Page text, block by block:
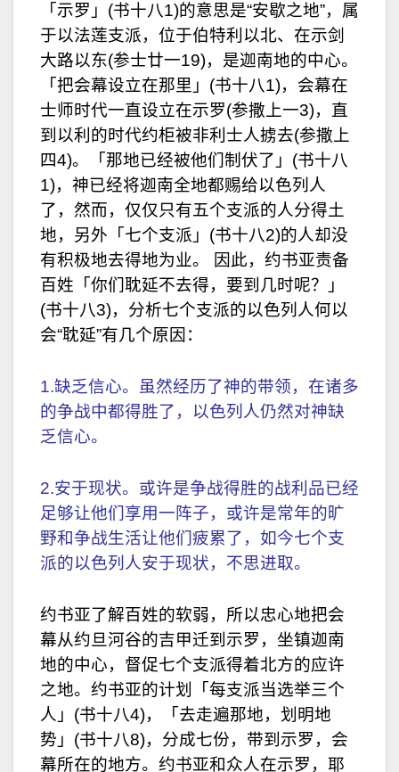
「示罗」(书十八1)的意思是“安歇之地”，属
于以法莲支派，位于伯特利以北、在示剑
大路以东(参士廿一19)，是迦南地的中心。
「把会幕设立在那里」(书十八1)，会幕在
士师时代一直设立在示罗(参撒上一3)，直
到以利的时代约柜被非利士人掳去(参撒上
四4)。「那地已经被他们制伏了」(书十八
1)，神已经将迦南全地都赐给以色列人
了，然而，仅仅只有五个支派的人分得土
地，另外「七个支派」(书十八2)的人却没
有积极地去得地为业。 因此，约书亚责备
百姓「你们耽延不去得，要到几时呢？」
(书十八3)，分析七个支派的以色列人何以
会“耽延”有几个原因：
1.缺乏信心。虽然经历了神的带领，在诸多
的争战中都得胜了，以色列人仍然对神缺
乏信心。
2.安于现状。或许是争战得胜的战利品已经
足够让他们享用一阵子，或许是常年的旷
野和争战生活让他们疲累了，如今七个支
派的以色列人安于现状，不思进取。
约书亚了解百姓的软弱，所以忠心地把会
幕从约旦河谷的吉甲迁到示罗，坐镇迦南
地的中心，督促七个支派得着北方的应许
之地。约书亚的计划「每支派当选举三个
人」(书十八4)，「去走遍那地，划明地
势」(书十八8)，分成七份，带到示罗，会
幕所在的地方。约书亚和众人在示罗，耶